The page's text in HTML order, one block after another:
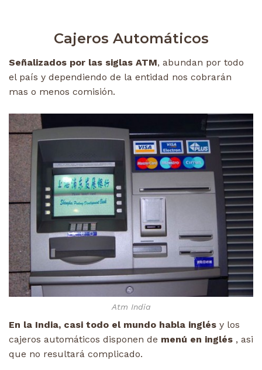
Cajeros Automáticos
Señalizados por las siglas ATM, abundan por todo
el país y dependiendo de la entidad nos cobrarán
mas o menos comisión.
Atm India
En la India, casi todo el mundo habla inglés y los
cajeros automáticos disponen de menú en inglés , asi
que no resultará complicado.